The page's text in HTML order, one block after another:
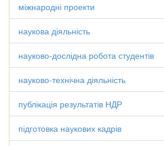
міжнародні проекти
наукова діяльність
науково-дослідна робота студентів
науково-технічна діяльність
публікація результатів НДР
підготовка наукових кадрів